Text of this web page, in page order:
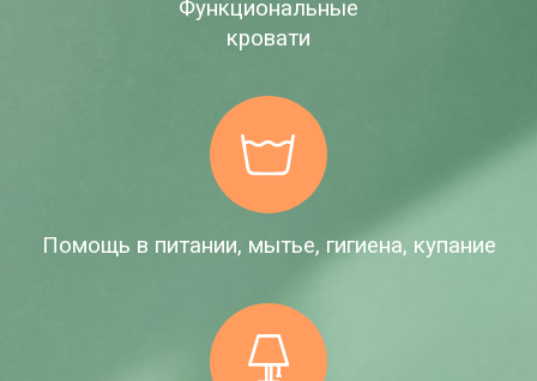
Функциональные
кровати
Помощь в питании, мытье, гигиена, купание